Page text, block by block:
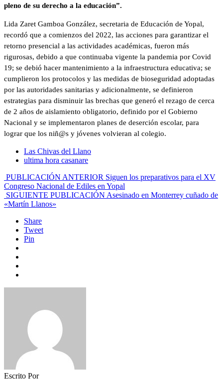
pleno de su derecho a la educación”.
Lida Zaret Gamboa González, secretaria de Educación de Yopal,
recordó que a comienzos del 2022, las acciones para garantizar el
retorno presencial a las actividades académicas, fueron más
rigurosas, debido a que continuaba vigente la pandemia por Covid
19; se debió hacer mantenimiento a la infraestructura educativa; se
cumplieron los protocolos y las medidas de bioseguridad adoptadas
por las autoridades sanitarias y adicionalmente, se definieron
estrategias para disminuir las brechas que generó el rezago de cerca
de 2 años de aislamiento obligatorio, definido por el Gobierno
Nacional y se implementaron planes de deserción escolar, para
lograr que los niñ@s y jóvenes volvieran al colegio.
Las Chivas del Llano
ultima hora casanare
PUBLICACIÓN ANTERIOR Siguen los preparativos para el XV
Congreso Nacional de Ediles en Yopal
SIGUIENTE PUBLICACIÓN Asesinado en Monterrey cuñado de
«Martín Llanos»
Share
Tweet
Pin
Escrito Por